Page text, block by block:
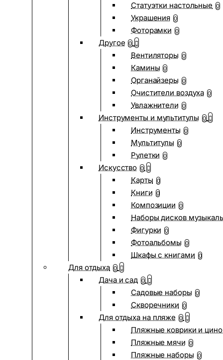
Статуэтки настольные 0
Украшения 0
Фоторамки 0
Другое 0
Вентиляторы 0
Камины 0
Органайзеры 0
Очистители воздуха 0
Увлажнители 0
Инструменты и мультитулы 0
Инструменты 0
Мультитулы 0
Рулетки 0
Искусство 0
Карты 0
Книги 0
Композиции 0
Наборы дисков
Фигурки 0
Фотоальбомы 0
Шкафы с книгами 0
Для отдыха 0
Дача и сад 0
Садовые наборы 0
Скворечники 0
Для отдыха на пляже 0
Пляжные коврики и
Пляжные мячи 0
Пляжные наборы 0